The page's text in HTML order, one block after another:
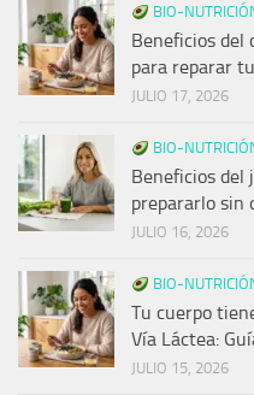
BIO-
Beneficios del
para reparar
JULIO 17, 2026
BIO-
Beneficios del
prepararlo sin
JULIO 16, 2026
BIO-
Tu cuerpo
Vía Láctea:
JULIO 15, 2026